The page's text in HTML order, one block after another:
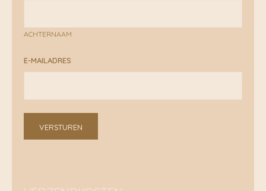
ACHTERNAAM
E-MAILADRES
VERSTUREN